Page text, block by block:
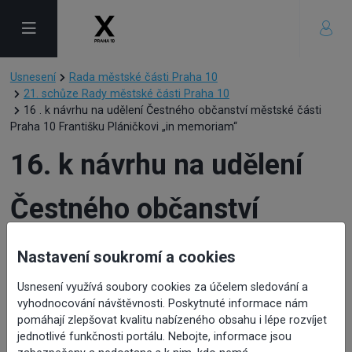
Usnesení
Rada městské části Praha 10
21. schůze Rady městské části Praha 10
16 . k návrhu na udělení Čestného občanství městské části
Praha 10 Františku Pláničkovi „in memoriam“
16. k návrhu na udělení
Čestného občanství
městské části Praha 10
Františku Pláničkovi „in
memoriam“
Nastavení soukromí a cookies
Usnesení využívá soubory cookies za účelem sledování a
vyhodnocování návštěvnosti. Poskytnuté informace nám
pomáhají zlepšovat kvalitu nabízeného obsahu i lépe rozvíjet
jednotlivé funkčnosti portálu. Nebojte, informace jsou